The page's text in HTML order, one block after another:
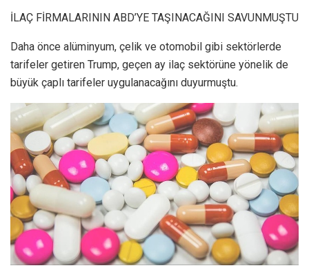
İLAÇ FİRMALARININ ABD’YE TAŞINACAĞINI SAVUNMUŞTU
Daha önce alüminyum, çelik ve otomobil gibi sektörlerde
tarifeler getiren Trump, geçen ay ilaç sektörüne yönelik de
büyük çaplı tarifeler uygulanacağını duyurmuştu.